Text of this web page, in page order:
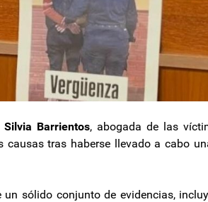
Silvia Barrientos, abogada de las
causas tras haberse llevado a cabo
sólido conjunto de evidencias,